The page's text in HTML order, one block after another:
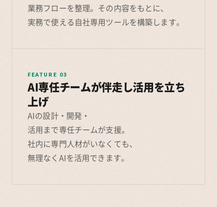
業務フローを整理。その内容をもとに、
実務で使える自社専用ツールを構築します。
FEATURE 03
AI専任チームが伴走し活用を立ち
上げ
AIの設計・開発・
活用まで専任チームが支援。
社内に専門人材がいなくても、
無理なくAIを活用できます。